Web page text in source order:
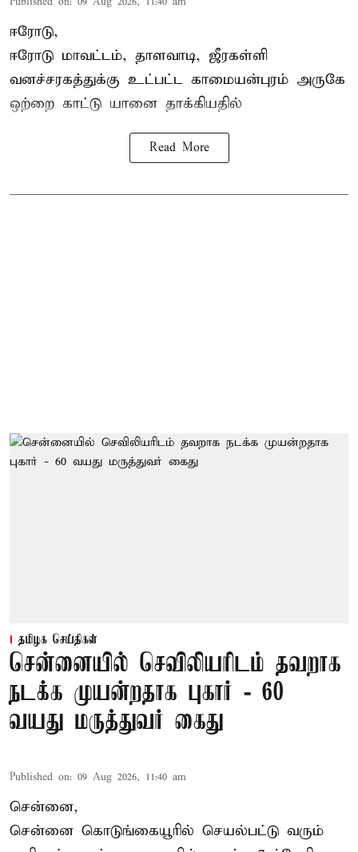
ஈரோடு,
ஈரோடு மாவட்டம், தாளவாடி, ஜீரகள்ளி
வனச்சரகத்துக்கு உட்பட்ட காமையன்புரம் அருகே
ஒற்றை காட்டு யானை தாக்கியதில்
Read More
தமிழக செய்திகள்
சென்னையில் செவிலியரிடம் தவறாக
நடக்க முயன்றதாக புகார் - 60
வயது மருத்துவர் கைது
Published on: 09 Aug 2026, 11:40 am
சென்னை,
சென்னை கொடுங்கையூரில் செயல்பட்டு வரும்